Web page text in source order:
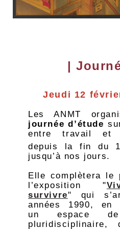
|
Jeudi 12
Les ANMT
journée d’étude
entre travail et
depuis la fin du
jusqu’à nos jours.
Elle complètera le
l’exposition "
survivre" qui
années 1990, en
un espace
pluridisciplinaire,